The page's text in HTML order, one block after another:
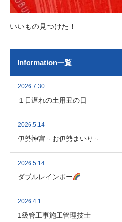
いいもの見つけた！
Information一覧
2026.7.30
１日遅れの土用丑の日
2026.5.14
伊勢神宮～お伊勢まいり～
2026.5.14
ダブルレインボー
2026.4.1
1級管工事施工管理技士